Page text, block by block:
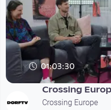
01:03:30
Crossing
Crossing Europe